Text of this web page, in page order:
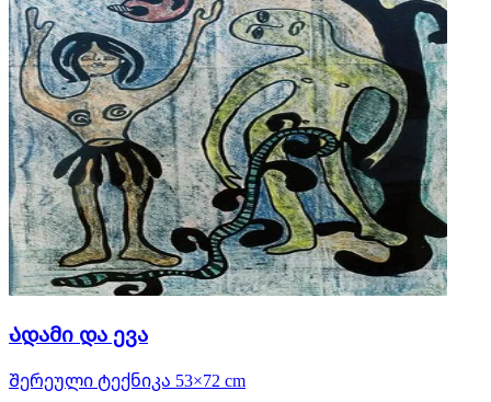
Ადამი და ევა
Შერეული ტექნიკა 53×72 cm